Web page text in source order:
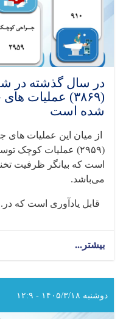
در سال گذشته در
(۳۸۶۹) عملیات
شده است
از میان این عملیات های
(۲۹۵۹)
عملیات کوچک
است که بیانگر ظرفیت
می‌باشد.
قابل یادآوری است که
بیشتر...
گذشته
در
دوشنبه ۱۴۰۵/۳/۱۸ - ۱۲:۹